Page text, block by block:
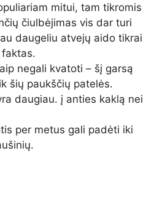
mitui, tam tikromis
čiulbėjimas vis dar turi
daugeliu atvejų aido tikrai
negali kvatoti – šį garsą
šių paukščių patelės.
daugiau. į anties kaklą nei
per metus gali padėti iki